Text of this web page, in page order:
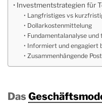
Investmentstrategien für
Langfristiges vs
Dollarkostenmittelung
Fundamentalanalyse und
Informiert und engagiert
Zusammenhängende
Das